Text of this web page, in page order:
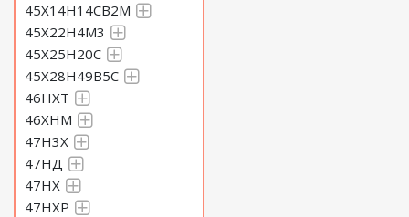
45Х14Н14СВ2М
45Х22Н4М3
45Х25Н20С
45Х28Н49В5С
46НХТ
46ХНМ
47Н3Х
47НД
47НХ
47НХР